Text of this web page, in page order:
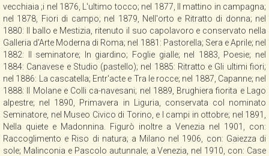
vecchiaia ;i nel 1876, L'ultimo tocco; nel 1877, Il mattino in campagna;
nel 1878, Fiori di campo; nel 1879, Nell'orto e Ritratto di donna; nel
1880: Il ballo e Mestizia, ritenuto il suo capolavoro e conservato nella
Galleria d'Arte Moderna di Roma; nel 1881: Pastorella; Sera e Aprile; nel
1882: Il seminatore; In giardino; Foglie gialle; nel 1883, Poesie; nel
1884: Canavese e Studio (pastello); nel 1885: Ritratto e Gli ultimi fiori;
nel 1886: La cascatella; Entr'acte e Tra le rocce; nel 1887, Capanne; nel
1888: Il Molane e Colli ca-navesani; nel 1889, Brughiera fiorita e Lago
alpestre; nel 1890, Primavera in Liguria, conservata col nominato
Seminatore, nel Museo Civico di Torino, e I campi in ottobre; nel 1891,
Nella quiete e Madonnina. Figurò inoltre a Venezia nel 1901, con:
Raccoglimento e Riso di natura; a Milano nel 1906, con: Gaiezza di
sole; Malinconia e Pascolo autunnale; a Venezia, nel 1910, con: Case
ACQUISTIAMO
CONTATTI
NEWSLETTER
COLLABORAZIONI